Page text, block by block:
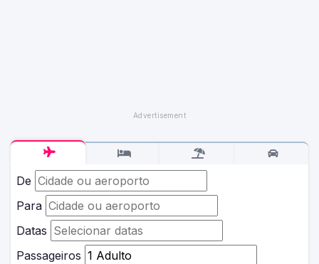
De
Para
Datas
Passageiros